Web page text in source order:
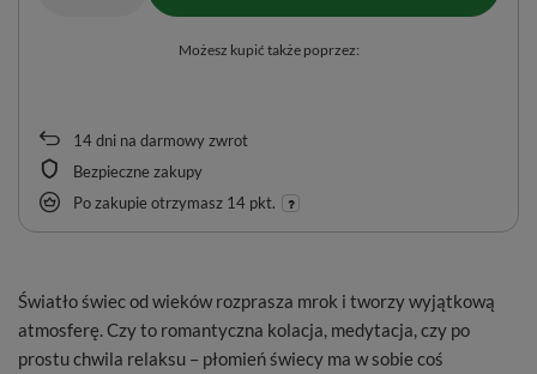
14dni na darmowy zwrot
Bezpieczne zakupy
Po zakupie otrzymasz 14 pkt.
Możesz kupić także poprzez:
Światło świec od wieków rozprasza mrok i tworzy wyjątkową
atmosferę. Czy to romantyczna kolacja, medytacja, czy po
prostu chwila relaksu – płomień świecy ma w sobie coś